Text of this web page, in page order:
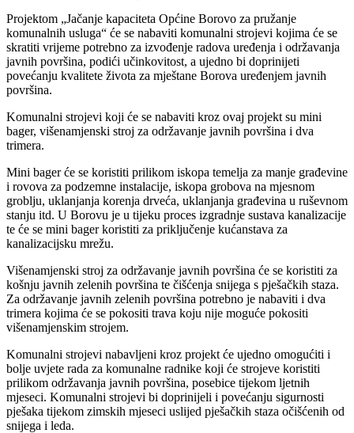
Projektom „Jačanje kapaciteta Općine Borovo za pružanje
komunalnih usluga“ će se nabaviti komunalni strojevi kojima će se
skratiti vrijeme potrebno za izvođenje radova uređenja i održavanja
javnih površina, podići učinkovitost, a ujedno bi doprinijeti
povećanju kvalitete života za mještane Borova uređenjem javnih
površina.
Komunalni strojevi koji će se nabaviti kroz ovaj projekt su mini
bager, višenamjenski stroj za održavanje javnih površina i dva
trimera.
Mini bager će se koristiti prilikom iskopa temelja za manje građevine
i rovova za podzemne instalacije, iskopa grobova na mjesnom
groblju, uklanjanja korenja drveća, uklanjanja građevina u ruševnom
stanju itd. U Borovu je u tijeku proces izgradnje sustava kanalizacije
te će se mini bager koristiti za priključenje kućanstava za
kanalizacijsku mrežu.
Višenamjenski stroj za održavanje javnih površina će se koristiti za
košnju javnih zelenih površina te čišćenja snijega s pješačkih staza.
Za održavanje javnih zelenih površina potrebno je nabaviti i dva
trimera kojima će se pokositi trava koju nije moguće pokositi
višenamjenskim strojem.
Komunalni strojevi nabavljeni kroz projekt će ujedno omogućiti i
bolje uvjete rada za komunalne radnike koji će strojeve koristiti
prilikom održavanja javnih površina, posebice tijekom ljetnih
mjeseci. Komunalni strojevi bi doprinijeli i povećanju sigurnosti
pješaka tijekom zimskih mjeseci uslijed pješačkih staza očišćenih od
snijega i leda.